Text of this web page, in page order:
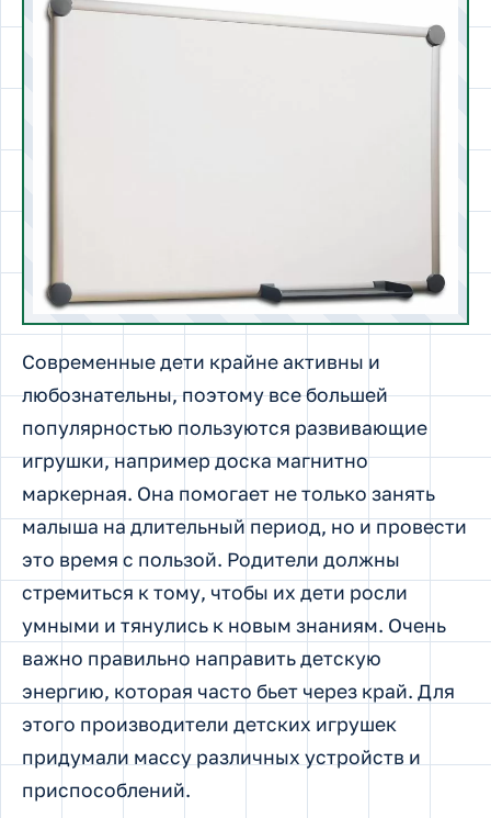
Современные дети крайне активны и
любознательны, поэтому все большей
популярностью пользуются развивающие
игрушки, например доска магнитно
маркерная. Она помогает не только занять
малыша на длительный период, но и провести
это время с пользой. Родители должны
стремиться к тому, чтобы их дети росли
умными и тянулись к новым знаниям. Очень
важно правильно направить детскую
энергию, которая часто бьет через край. Для
этого производители детских игрушек
придумали массу различных устройств и
приспособлений.